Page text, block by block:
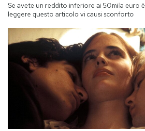
Se avete un reddito inferiore ai 50mila euro
leggere questo articolo vi causi sconforto